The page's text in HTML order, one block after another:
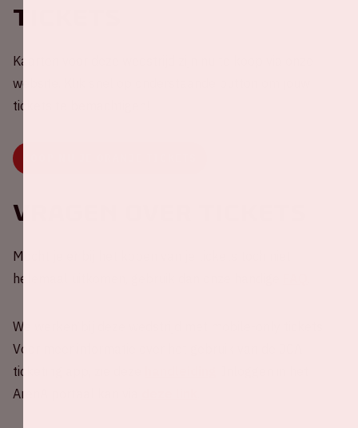
Tickets
Kaarten voor deze wedstrijd zijn nu te koop via onze
website. Klik snel op onderstaande button om jouw
tickets te bemachtigen!
Vragen over tickets
Mocht je er bij het kopen van je tickets toch niet
helemaal uitkomen, gebruik dan onze handige
We werken bij deze wedstrijd met mobile-only tickets.
Voor meer informatie over het gebruik van de JCA
ticketing app, zie deze
ArenA portaal kan via